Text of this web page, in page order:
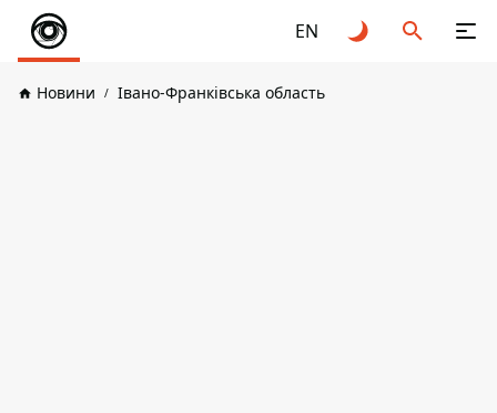
EN
Новини Івано-Франківська область